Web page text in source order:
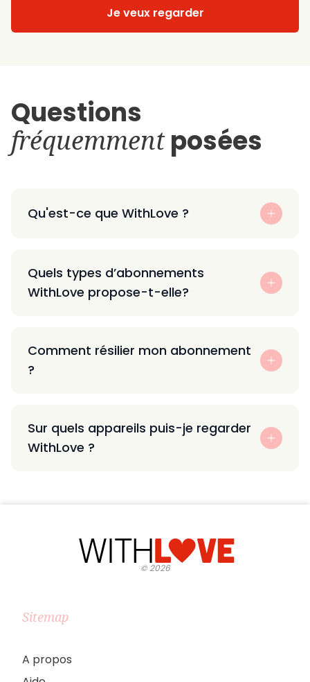
Je veux regarder
Questions
fréquemmentposées
Qu'est-ce que WithLove ?
Quels types d’abonnements
WithLove propose-t-elle?
Comment résilier mon abonnement
?
Sur quels appareils puis-je regarder
WithLove ?
©2026
Sitemap
A propos